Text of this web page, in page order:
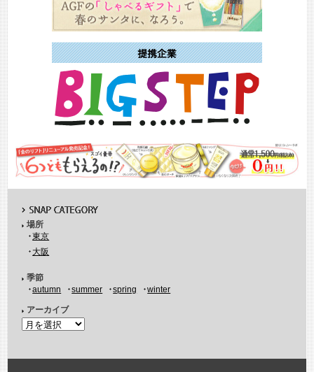
場所
東京
大阪
季節
autumn
summer spring winter
アーカイブ